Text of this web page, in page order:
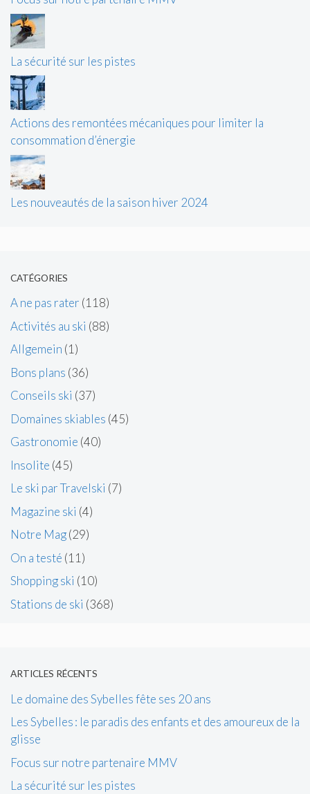
La sécurité sur les pistes
Actions des remontées mécaniques pour limiter la
consommation d’énergie
Les nouveautés de la saison hiver 2024
CATÉGORIES
A ne pas rater (118)
Activités au ski (88)
Allgemein (1)
Bons plans (36)
Conseils ski (37)
Domaines skiables (45)
Gastronomie (40)
Insolite (45)
Le ski par Travelski (7)
Magazine ski (4)
Notre Mag(29)
On a testé (11)
Shopping ski (10)
Stations de ski (368)
ARTICLES RÉCENTS
Le domaine des Sybelles fête ses 20 ans
Les Sybelles : le paradis des enfants et des amoureux de la
glisse
Focus sur notre partenaire MMV
La sécurité sur les pistes